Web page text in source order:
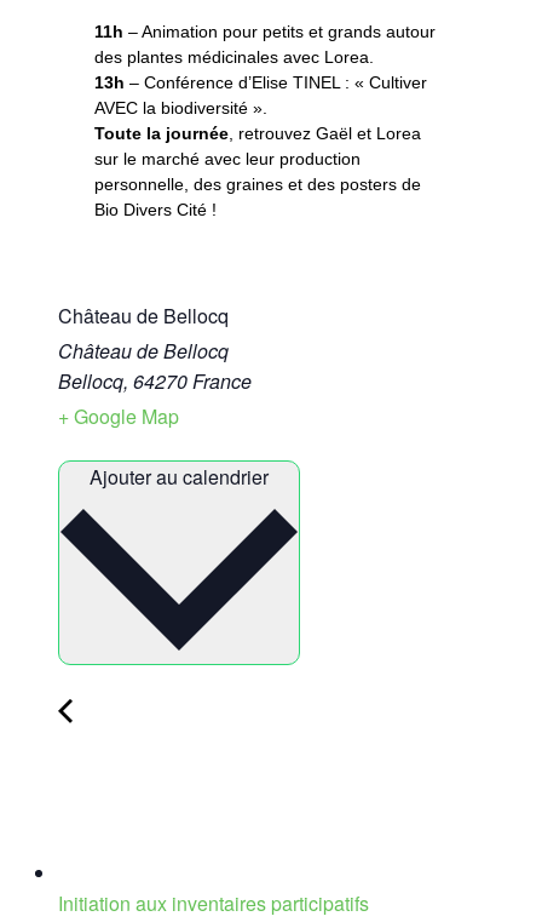
11h – Animation pour petits et grands autour
des plantes médicinales avec Lorea.
13h – Conférence d’Elise TINEL : « Cultiver
AVEC la biodiversité ».
Toute la journée , retrouvez Gaël et Lorea
sur le marché avec leur production
personnelle, des graines et des posters de
Bio Divers Cité !
Château de Bellocq
Château de Bellocq
Bellocq, 64270France
+ Google Map
Ajouter au calendrier
Initiation aux inventaires participatifs